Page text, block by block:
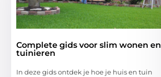
Complete gids voor slim wonen en
tuinieren
In deze gids ontdek je hoe je huis en tuin